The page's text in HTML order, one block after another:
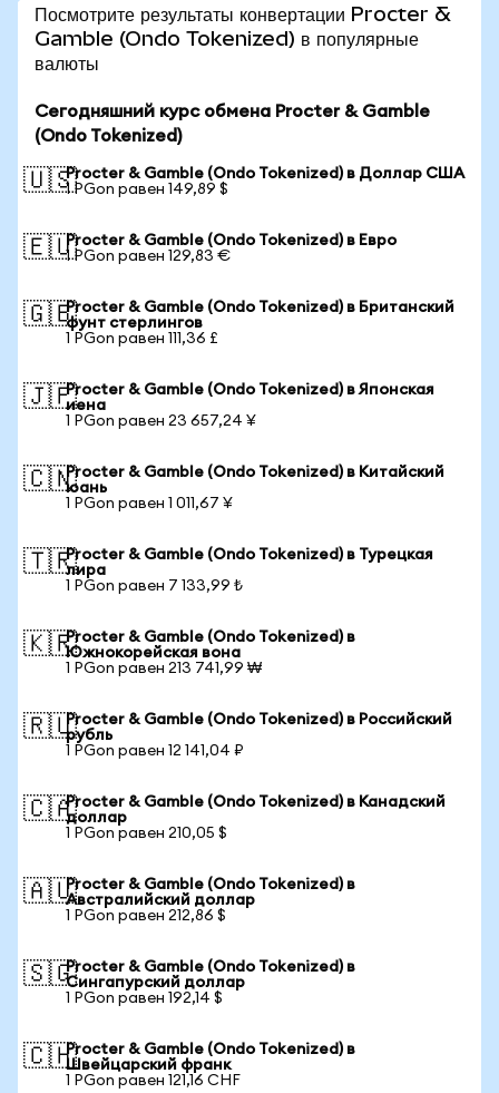
Посмотрите результаты конвертации Procter &
Gamble (Ondo Tokenized) в популярные
валюты
Сегодняшний курс обмена Procter & Gamble
(Ondo Tokenized)
🇺🇸Procter & Gamble (Ondo Tokenized) в Доллар США
1 PGon равен 149,89 $
🇪🇺Procter & Gamble (Ondo Tokenized) в Евро
1 PGon равен 129,83 €
🇬🇧Procter & Gamble (Ondo Tokenized) в Британский
фунт стерлингов
1 PGon равен 111,36 £
🇯🇵Procter & Gamble (Ondo Tokenized) в Японская
иена
1 PGon равен 23 657,24 ¥
🇨🇳Procter & Gamble (Ondo Tokenized) в Китайский
юань
1 PGon равен 1 011,67 ¥
🇹🇷Procter & Gamble (Ondo Tokenized) в Турецкая
лира
1 PGon равен 7 133,99 ₺
🇰🇷Procter & Gamble (Ondo Tokenized) в
Южнокорейская вона
1 PGon равен 213 741,99 ₩
🇷🇺Procter & Gamble (Ondo Tokenized) в Российский
рубль
1 PGon равен 12 141,04 ₽
🇨🇦Procter & Gamble (Ondo Tokenized) в Канадский
доллар
1 PGon равен 210,05 $
🇦🇺Procter & Gamble (Ondo Tokenized) в
Австралийский доллар
1 PGon равен 212,86 $
🇸🇬Procter & Gamble (Ondo Tokenized) в
Сингапурский доллар
1 PGon равен 192,14 $
🇨🇭Procter & Gamble (Ondo Tokenized) в
Швейцарский франк
1 PGon равен 121,16 CHF